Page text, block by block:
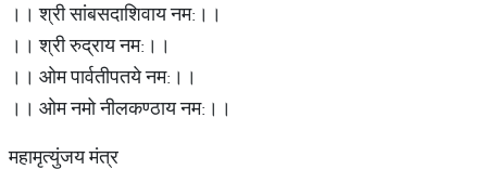
।। श्री सांबसदाशिवाय नम:।।
।। श्री रुद्राय नम:।।
।। ओम पार्वतीपतये नम:।।
।। ओम नमो नीलकण्ठाय नम:।।
महामृत्युंजय मंत्र